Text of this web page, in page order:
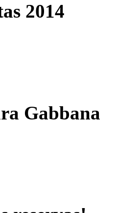
2014
Gabbana